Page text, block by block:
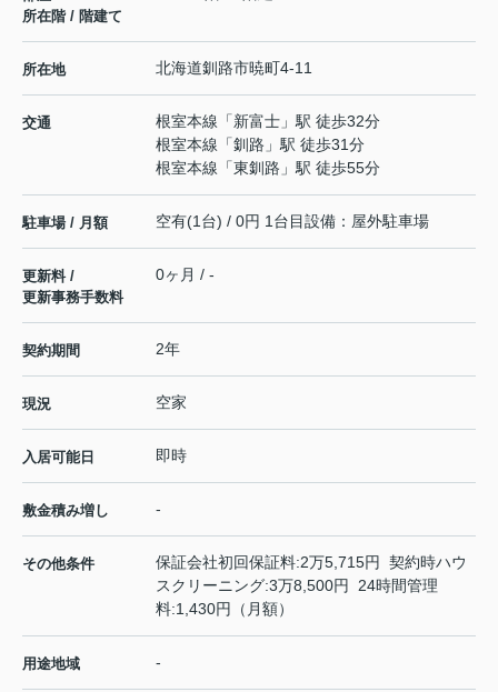
所在階 / 階建て
所在地 北海道釧路市暁町4-11
交通 根室本線 「新富士 」駅 徒歩32分
根室本線 「釧路 」駅 徒歩31分
根室本線 「東釧路 」駅 徒歩55分
駐車場 / 月額 空有(1台) / 0円 1台目設備：屋外駐車場
更新料 /
更新事務手数料
0ヶ月 / -
契約期間 2年
現況 空家
入居可能日 即時
敷金積み増し -
その他条件
保証会社初回保証料:2万5,715円 契約時ハウ
スクリーニング:3万8,500円 24時間管理
料:1,430円（月額）
用途地域 -